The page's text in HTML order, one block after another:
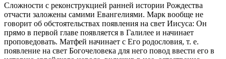
Сложности с реконструкцией ранней истории Рождества
отчасти заложены самими Евангелиями. Марк вообще не
говорит об обстоятельствах появления на свет Иисуса: Он
прямо в первой главе появляется в Галилее и начинает
проповедовать. Матфей начинает с Его родословия, т. е.
появление на свет Богочеловека для него повод ввести его в